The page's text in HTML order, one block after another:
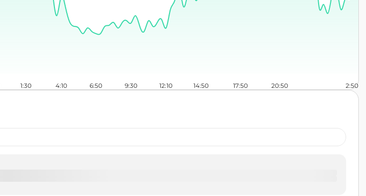
1:30 4:10 6:50 9:30 12:10 14:50 17:50 20:50 2:50